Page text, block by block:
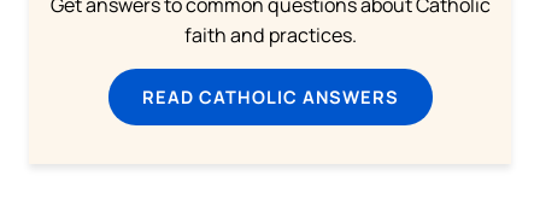
faith and practices.
READ CATHOLIC ANSWERS